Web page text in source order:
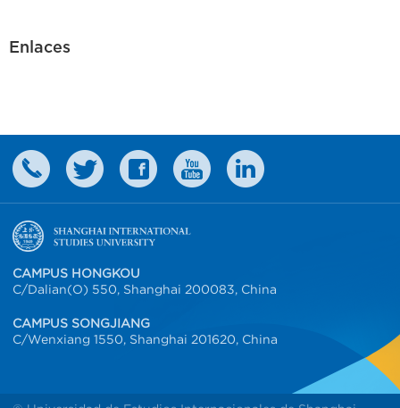
Enlaces
CAMPUS HONGKOU
C/Dalian(O) 550, Shanghai 200083, China
CAMPUS SONGJIANG
C/Wenxiang 1550, Shanghai 201620, China